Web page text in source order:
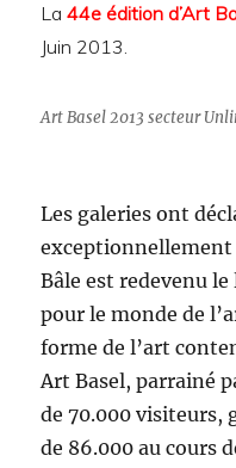
La44e édition d’Art
Juin 2013.
Art Basel 2013 secteur
Les galeries ont
exceptionnellement
Bâle est redevenu
pour le monde de
forme de l’art
Art Basel, parrainé
de 70.000 visiteurs,
de 86.000 au cours